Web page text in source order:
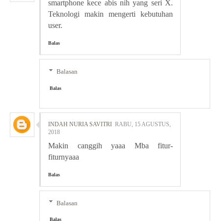
smartphone kece abis nih yang seri X.
Teknologi makin mengerti kebutuhan
user.
Balas
Balasan
Balas
INDAH NURIA SAVITRI RABU, 15 AGUSTUS,
2018
Makin canggih yaaa Mba fitur-
fiturnyaaa
Balas
Balasan
Balas